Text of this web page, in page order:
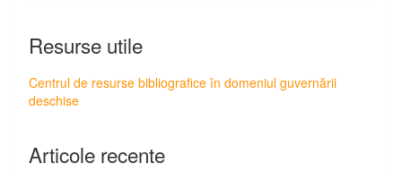
Resurse utile
Centrul de resurse bibliografice în domeniul guvernării
deschise
Articole recente